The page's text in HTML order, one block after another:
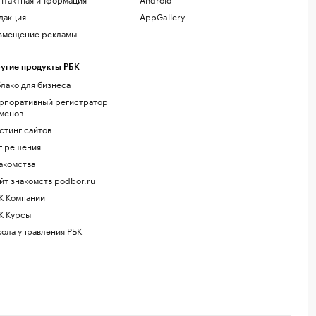
рекламы
продукты РБК
для бизнеса
регистратор
сайтов
знакомств podbor.ru
Компании
Курсы
управления РБК
AppGallery